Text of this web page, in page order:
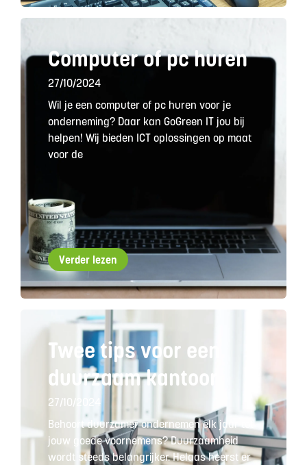
Computer of pc huren
27/10/2024
Wil je een computer of pc huren voor je
onderneming? Daar kan GoGreen IT jou bij
helpen! Wij bieden ICT oplossingen op maat
voor de
Verder lezen
Twee tips voor een
duurzaam kantoor
27/10/2024
Behoort duurzamer ondernemen elk jaar tot
jouw goede voornemens? Duurzaamheid
wordt steeds belangrijker. Helaas heerst er